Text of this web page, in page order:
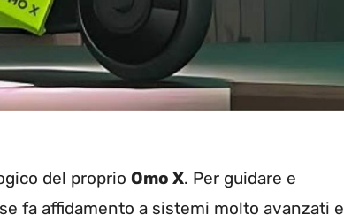
del proprio Omo X. Per guidare e
fa affidamento a sistemi molto avanzati e